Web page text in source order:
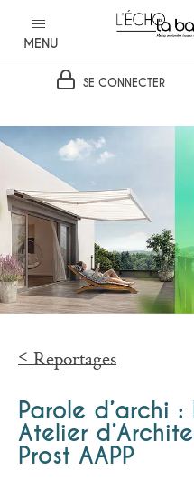
MENU
SE CONNECTER
Reportages
Parole d’archi
Atelier
Prost AAPP